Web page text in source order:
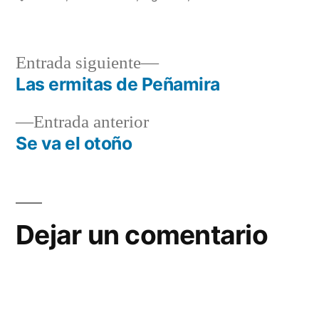
Navegación
deEntrada anteriorEntrada
Se va el otoño
Entrada siguiente
Entrada
siguiente:
Las ermitas de Peñamira
Dejar un comentario